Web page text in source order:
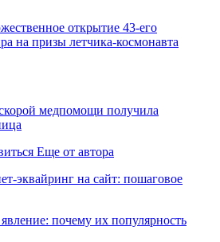
открытие 43-его
на призы летчика-космонавта
медпомощи получила
Еще от автора
эквайринг на сайт: пошаговое
почему их популярность